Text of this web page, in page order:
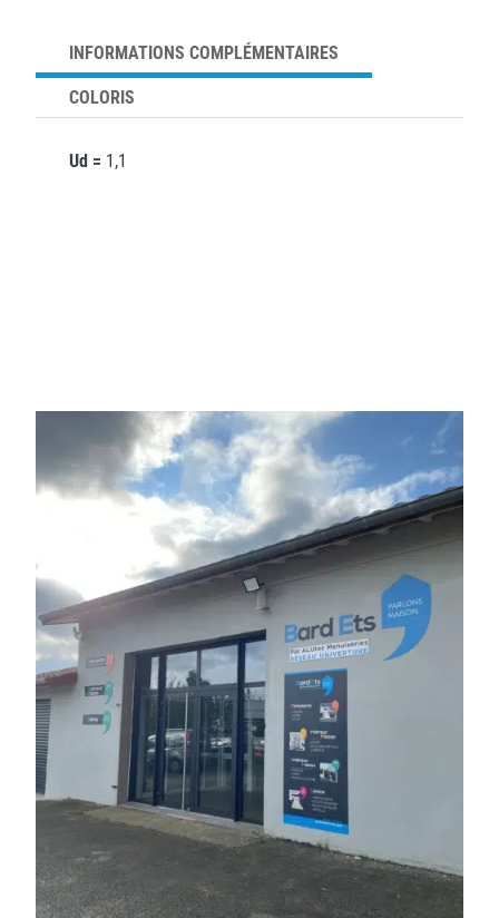
INFORMATIONS COMPLÉMENTAIRES
COLORIS
Ud = 1,1